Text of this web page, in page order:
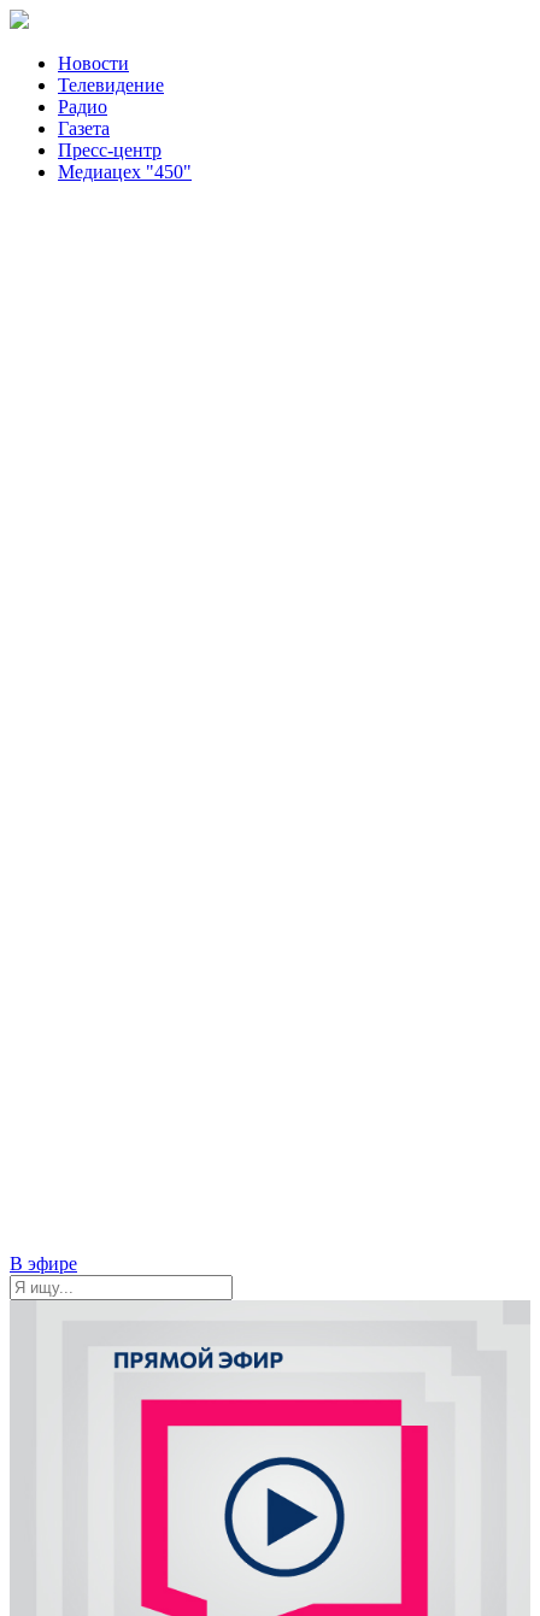
Новости
Телевидение
Радио
Газета
Пресс-центр
Медиацех "450"
В эфире